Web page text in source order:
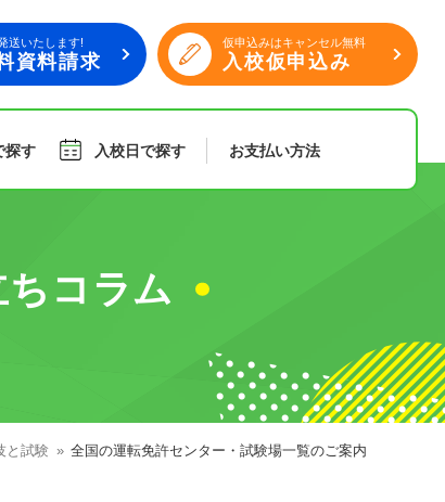
送いたします!
資料請求
仮申込みはキャンセル無料
入校仮申込み
探す 入校日で探す お支払い方法
コラム
と試験 全国の運転免許センター・試験場一覧のご案内